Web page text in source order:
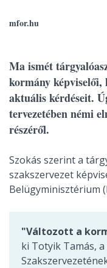
mfor.hu
Ma ismét
kormány képviselői,
aktuális kérdéseit.
tervezetében némi
részéről.
Szokás szerint a
szakszervezet
Belügyminisztérium
"Változott a
ki Totyik Tamás,